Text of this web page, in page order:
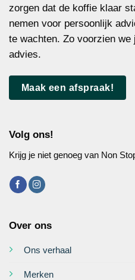
zorgen dat de koffie klaar
nemen voor persoonlijk
te wachten. Zo voorzien
advies.
Maak een afspraak!
Volg ons!
Krijg je niet genoeg van Non
Over ons
Ons verhaal
Merken